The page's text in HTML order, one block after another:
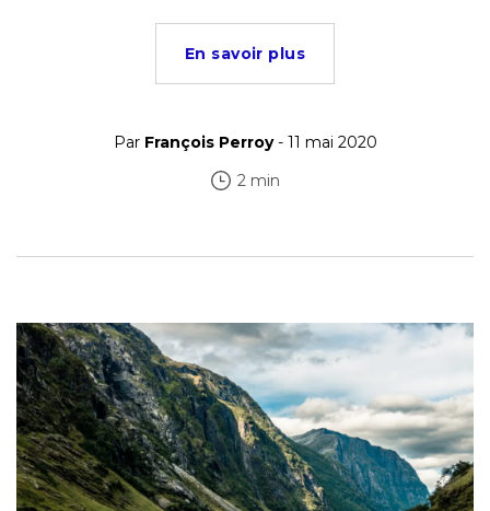
En savoir plus
Par François Perroy- 11 mai 2020
2 min